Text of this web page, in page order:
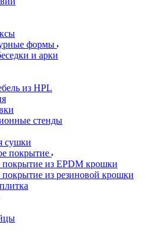
формы
и арки
из HPL
стенды
сушки
покрытие
покрытие из EPDM крошки
из резиновой крошки